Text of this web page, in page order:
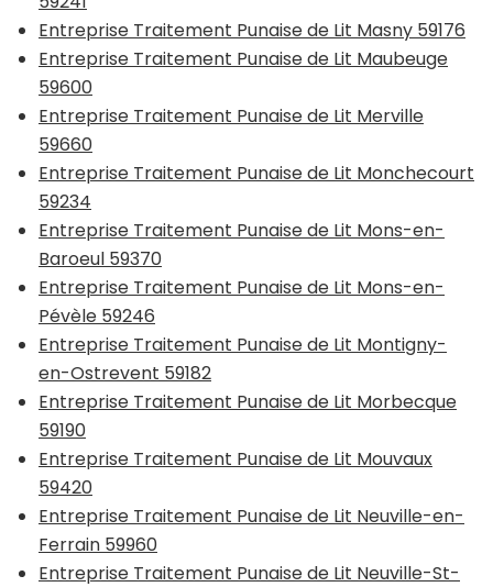
Entreprise Traitement Punaise de Lit Masny 59176
Entreprise Traitement Punaise de Lit Maubeuge
59600
Entreprise Traitement Punaise de Lit Merville
59660
Entreprise Traitement Punaise de Lit Monchecourt
59234
Entreprise Traitement Punaise de Lit Mons-en-
Baroeul 59370
Entreprise Traitement Punaise de Lit Mons-en-
Pévèle 59246
Entreprise Traitement Punaise de Lit Montigny-
en-Ostrevent 59182
Entreprise Traitement Punaise de Lit Morbecque
59190
Entreprise Traitement Punaise de Lit Mouvaux
59420
Entreprise Traitement Punaise de Lit Neuville-en-
Ferrain 59960
Entreprise Traitement Punaise de Lit Neuville-St-